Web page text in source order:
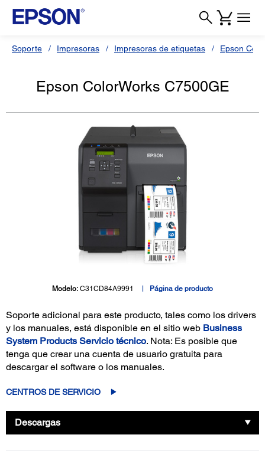
Soporte Impresoras Impresoras de etiquetas Epson
Epson ColorWorks C7500GE
Modelo: C31CD84A9991 Página de producto
Soporte adicional para este producto, tales como los drivers
y los manuales, está disponible en el sitio web Business
System Products Servicio técnico. Nota: Es posible que
tenga que crear una cuenta de usuario gratuita para
descargar el software o los manuales.
CENTROS DE SERVICIO
Descargas